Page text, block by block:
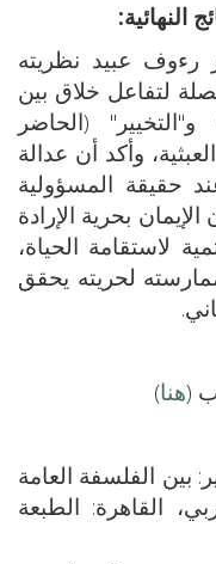
النهائية:
رءوف عبيد نظريته
لتفاعل خلاق بين
(الحاضر
وأكد أن عدالة
حقيقة المسؤولية
بحرية الإرادة
لاستقامة الحياة،
لحريته يحقق
(هنا)
بين الفلسفة العامة
القاهرة: الطبعة